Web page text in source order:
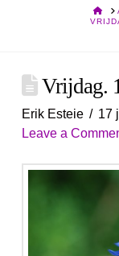
Vrijdag.
Erik Esteie 17
Leave a